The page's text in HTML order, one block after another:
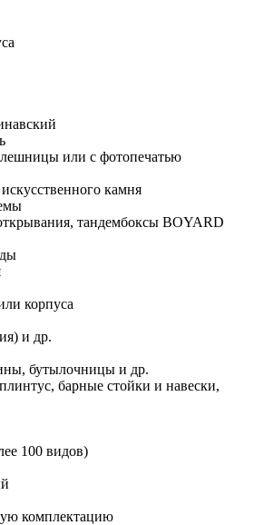
или с фотопечатью
камня
тандембоксы BOYARD
корпуса
и др.
бутылочницы и др.
барные стойки и навески,
100 видов)
комплектацию